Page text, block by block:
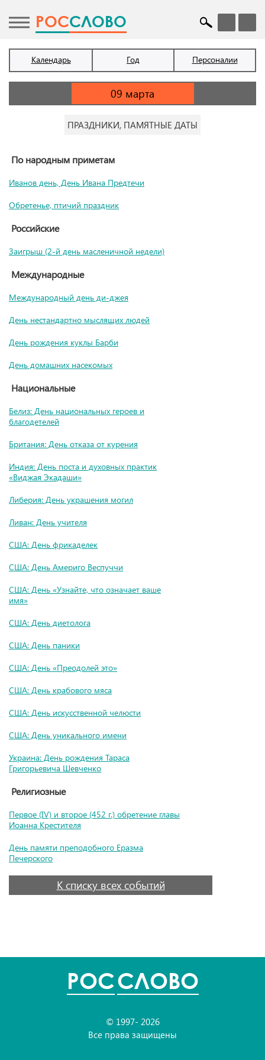
POCСЛОВО
Календарь Год Персоналии
ПРАЗДНИКИ, ПАМЯТНЫЕ ДАТЫ
По народным приметам
Иванов день, День Ивана Предтечи
Обретенье, птичий праздник
Российские
Заигрыш (2-й день масленичной недели)
Международные
Международный день ди-джея
День нестандартно мыслящих людей
День рождения куклы Барби
День домашних насекомых
Национальные
Белиз: День национальных героев и
благодетелей
Британия: День отказа от курения
Индия: День поста и духовных практик
«Виджая Экадаши»
Либерия: День украшения могил
Ливан: День учителя
США: День фрикаделек
США: День Америго Веспуччи
США: День «Узнайте, что означает ваше
имя»
США: День диетолога
США: День паники
США: День «Преодолей это»
США: День крабового мяса
США: День искусственной челюсти
США: День уникального имени
Украина: День рождения Тараса
Григорьевича Шевченко
Религиозные
Первое (IV) и второе (452 г.) обретение главы
Иоанна Крестителя
День памяти преподобного Еразма
Печерского
К списку всех событий
POCСЛОВО
© 1997- 2026
Все права защищены